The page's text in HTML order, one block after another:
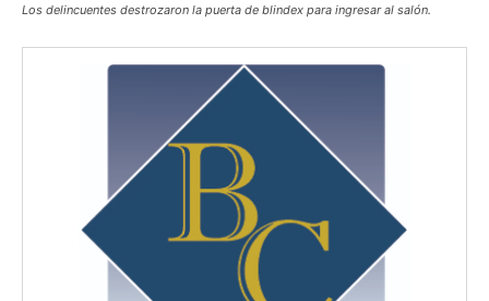
Los delincuentes destrozaron la puerta de blindex para ingresar al salón.